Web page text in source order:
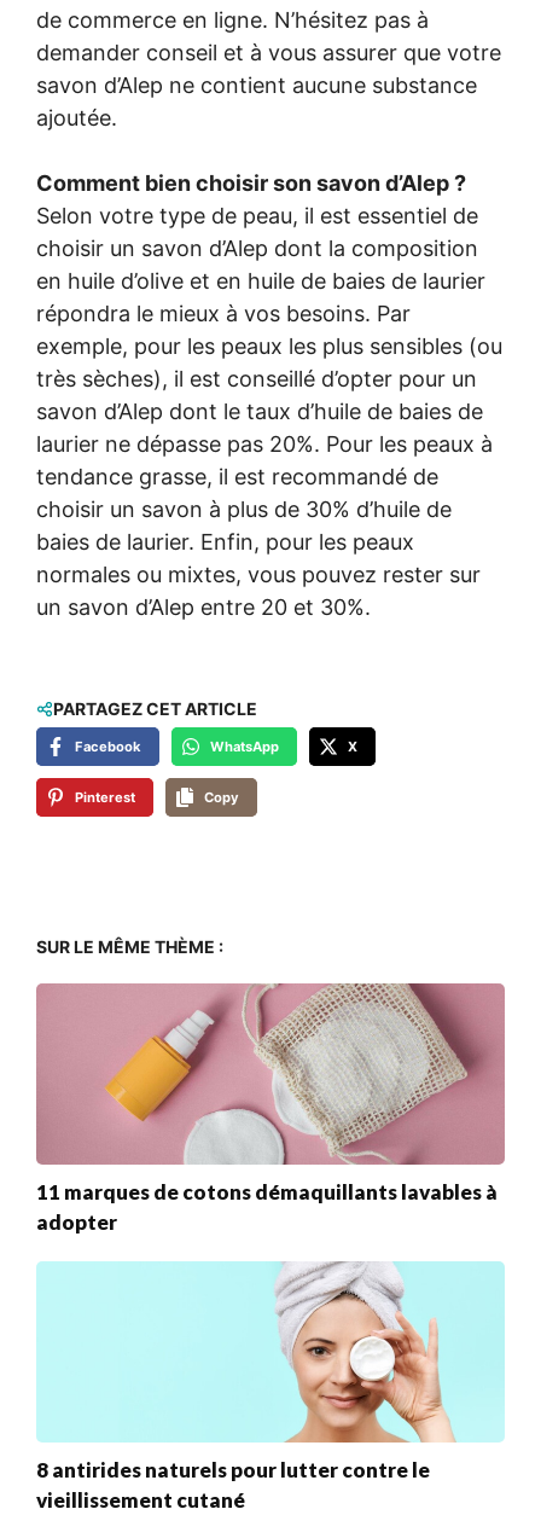
de commerce en ligne. N’hésitez pas à
demander conseil et à vous assurer que votre
savon d’Alep ne contient aucune substance
ajoutée.
Comment bien choisir son savon d’Alep ?
Selon votre type de peau, il est essentiel de
choisir un savon d’Alep dont la composition
en huile d’olive et en huile de baies de laurier
répondra le mieux à vos besoins. Par
exemple, pour les peaux les plus sensibles (ou
très sèches), il est conseillé d’opter pour un
savon d’Alep dont le taux d’huile de baies de
laurier ne dépasse pas 20%. Pour les peaux à
tendance grasse, il est recommandé de
choisir un savon à plus de 30% d’huile de
baies de laurier. Enfin, pour les peaux
normales ou mixtes, vous pouvez rester sur
un savon d’Alep entre 20 et 30%.
PARTAGEZ CET ARTICLE
Facebook WhatsApp X
Pinterest Copy
SUR LE MÊME THÈME :
11 marques de cotons démaquillants lavables à
adopter
8 antirides naturels pour lutter contre le
vieillissement cutané